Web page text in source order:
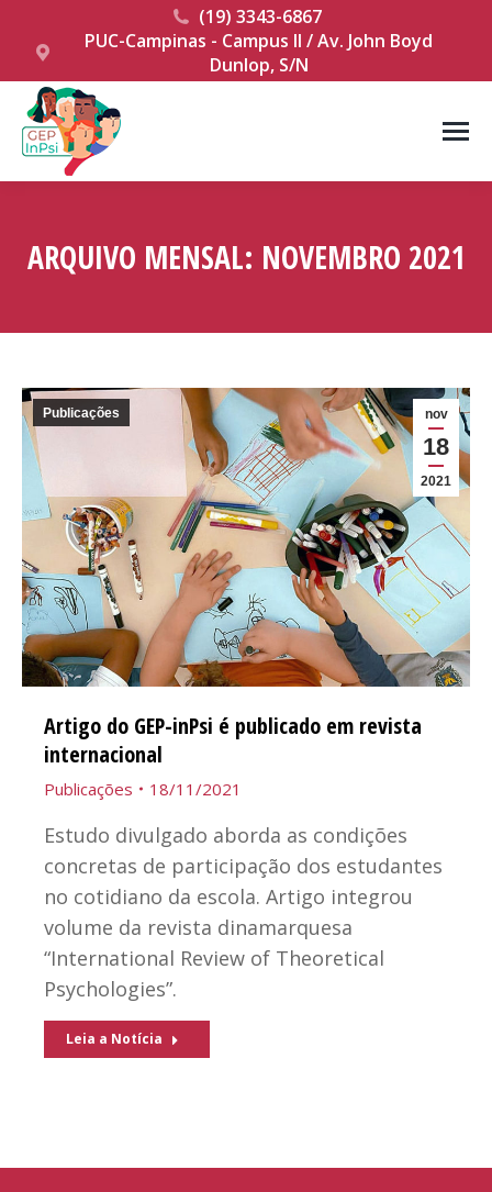
(19) 3343-6867
PUC-Campinas - Campus II / Av. John Boyd
Dunlop, S/N
ARQUIVO MENSAL: NOVEMBRO 2021
nov
18
2021
Publicações
Artigo do GEP-inPsi é publicado em revista
internacional
Publicações 18/11/2021
Estudo divulgado aborda as condições
concretas de participação dos estudantes
no cotidiano da escola. Artigo integrou
volume da revista dinamarquesa
“International Review of Theoretical
Psychologies”.
Leia a Notícia